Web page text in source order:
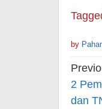
by
2
dan